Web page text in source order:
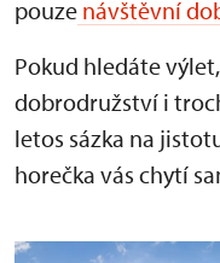
pouze návštěvní
Pokud hledáte
dobrodružství i
letos sázka na
horečka vás chytí